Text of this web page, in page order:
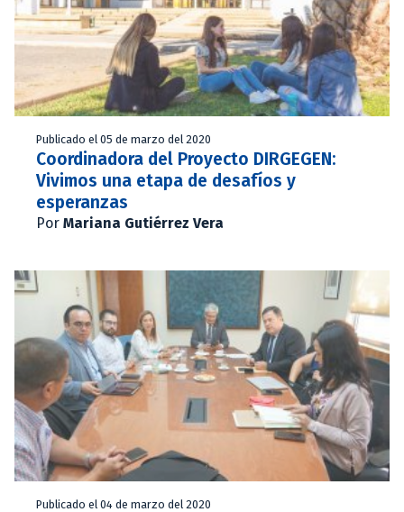
Publicado el 05 de marzo del 2020
Coordinadora del Proyecto DIRGEGEN:
Vivimos una etapa de desafíos y
esperanzas
Por Mariana Gutiérrez Vera
Publicado el 04 de marzo del 2020